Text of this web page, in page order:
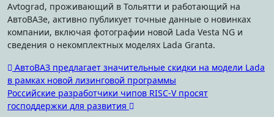
Avtograd, проживающий в Тольятти и работающий на
АвтоВАЗе, активно публикует точные данные о новинках
компании, включая фотографии новой Lada Vesta NG и
сведения о некомплектных моделях Lada Granta.
Навигация
по
записям
АвтоВАЗ предлагает значительные скидки на модели Lada
в рамках новой лизинговой программы
Российские разработчики чипов RISC-V просят
господдержки для развития